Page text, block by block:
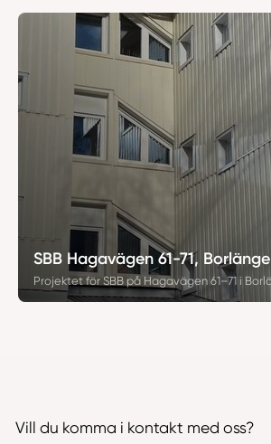
SBB Hagavägen 61-71, Borlänge
Vill du komma i kontakt med oss?